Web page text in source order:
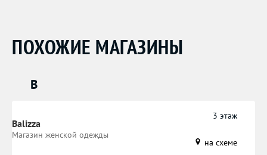
ПОХОЖИЕ МАГАЗИНЫ
B
Balizza
Магазин женской одежды
3 этаж
на схеме